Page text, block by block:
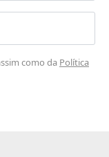
como da Política